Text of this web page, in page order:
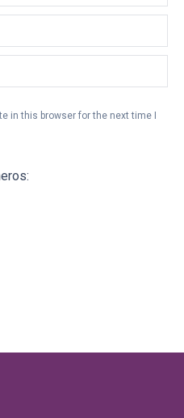
in this browser for the next time I